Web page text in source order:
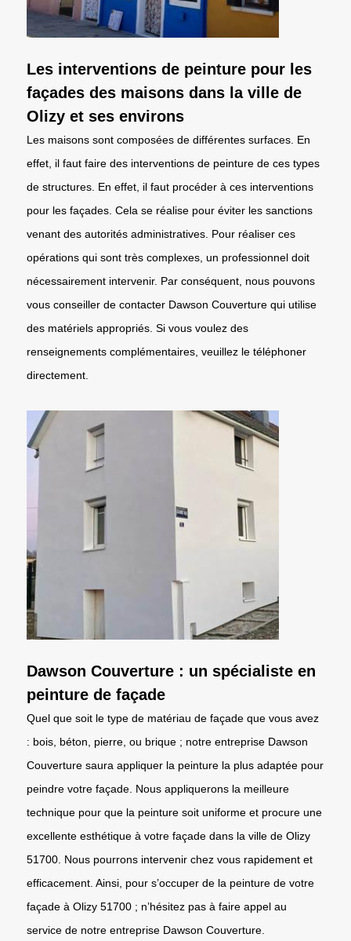
Les interventions de peinture pour les
façades des maisons dans la ville de
Olizy et ses environs
Les maisons sont composées de différentes surfaces. En
effet, il faut faire des interventions de peinture de ces types
de structures. En effet, il faut procéder à ces interventions
pour les façades. Cela se réalise pour éviter les sanctions
venant des autorités administratives. Pour réaliser ces
opérations qui sont très complexes, un professionnel doit
nécessairement intervenir. Par conséquent, nous pouvons
vous conseiller de contacter Dawson Couverture qui utilise
des matériels appropriés. Si vous voulez des
renseignements complémentaires, veuillez le téléphoner
directement.
Dawson Couverture : un spécialiste en
peinture de façade
Quel que soit le type de matériau de façade que vous avez
: bois, béton, pierre, ou brique ; notre entreprise Dawson
Couverture saura appliquer la peinture la plus adaptée pour
peindre votre façade. Nous appliquerons la meilleure
technique pour que la peinture soit uniforme et procure une
excellente esthétique à votre façade dans la ville de Olizy
51700. Nous pourrons intervenir chez vous rapidement et
efficacement. Ainsi, pour s’occuper de la peinture de votre
façade à Olizy 51700 ; n’hésitez pas à faire appel au
service de notre entreprise Dawson Couverture.